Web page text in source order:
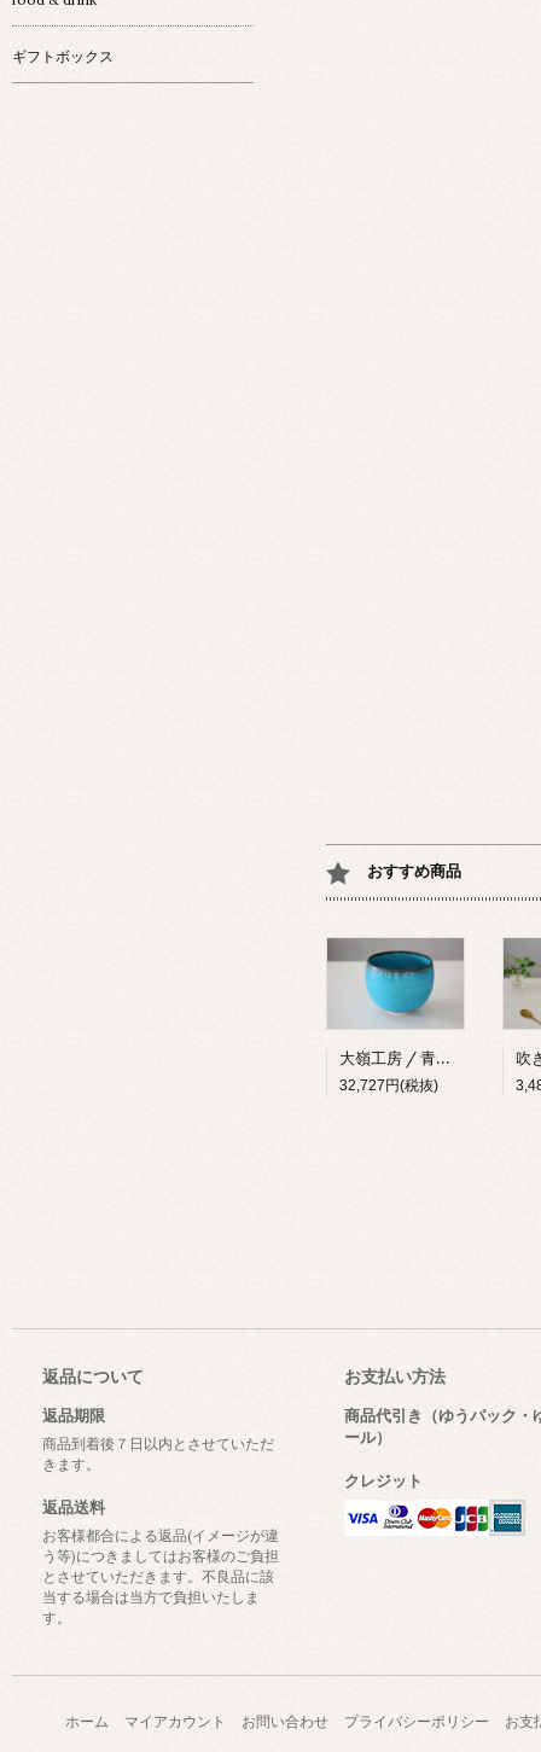
おすすめ商品
大嶺工房 / 青釉 鉢
32,727円(税抜)
ギフトボックス
返品について
返品期限
商品到着後７日以内とさせていただ
きます。
返品送料
お客様都合による返品(イメージが違
う等)につきましてはお客様のご負担
とさせていただきます。不良品に該
当する場合は当方で負担いたしま
す。
お支払い方法
商品代引き（ゆうパック・
ール）
クレジット
ホーム マイアカウント お問い合わせ プライバシーポリシー お支